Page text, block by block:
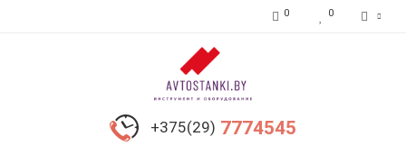
0 0
+375(29) 7774545